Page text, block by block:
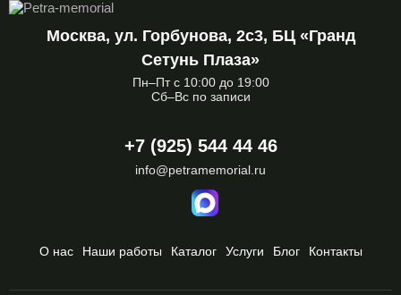
Москва, ул. Горбунова, 2с3, БЦ «Гранд
Сетунь Плаза»
Пн–Пт с 10:00 до 19:00
Сб–Вс по записи
+7 (925) 544 44 46
info@petramemorial.ru
О нас Наши работы Каталог Услуги Блог Контакты